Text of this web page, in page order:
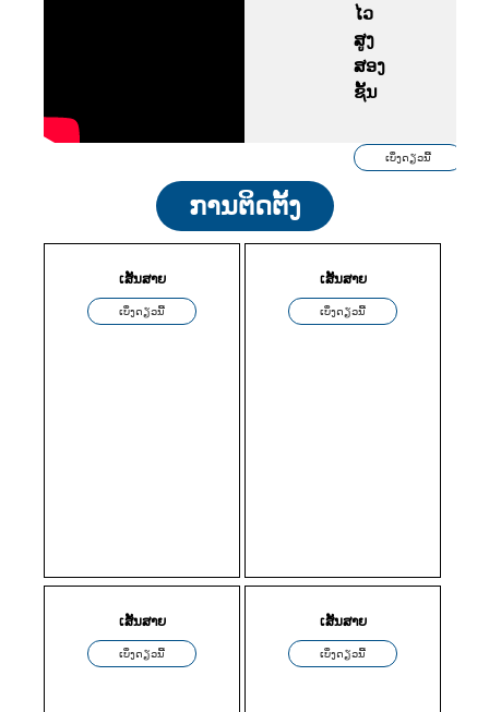
ໄວ
ສູງ
ສອງ
ຊັ້ນ
ເບິ່ງດຽວນີ້
ການຕິດຕັ້ງ
ເສັ້ນສາຍ
ເບິ່ງດຽວນີ້
ເສັ້ນສາຍ
ເບິ່ງດຽວນີ້
ເສັ້ນສາຍ
ເບິ່ງດຽວນີ້
ເສັ້ນສາຍ
ເບິ່ງດຽວນີ້